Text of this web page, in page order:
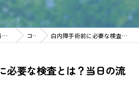
神奈川県横浜市の眼科なら梅の木眼科クリニック コラム 白内障手術前に必要な検査とは？当日の流れを徹底解説
必要な検査とは？当日の流